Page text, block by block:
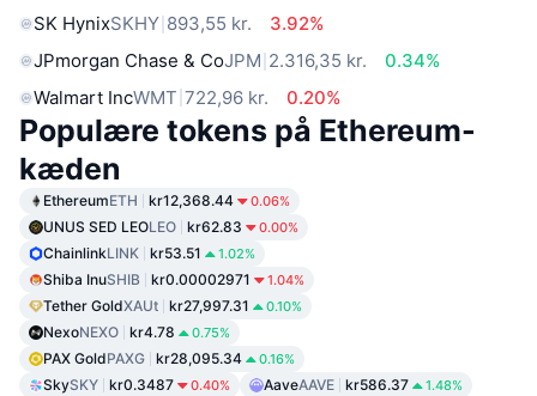
SK HynixSKHY 893,55 kr.
3.92%
JPmorgan Chase & CoJPM 2.316,35 kr.
0.34%
Walmart IncWMT 722,96 kr. 0.20%
Populære tokens på Ethereum-
kæden
EthereumETH kr12,368.44 0.06%
UNUS SED LEOLEO kr62.83 0.00%
ChainlinkLINK kr53.51 1.02%
Shiba InuSHIB kr0.00002971 1.04%
Tether GoldXAUt kr27,997.31 0.10%
NexoNEXO kr4.78 0.75%
PAX GoldPAXG kr28,095.34 0.16%
SkySKY kr0.3487 0.40% AaveAAVE kr586.37 1.48%